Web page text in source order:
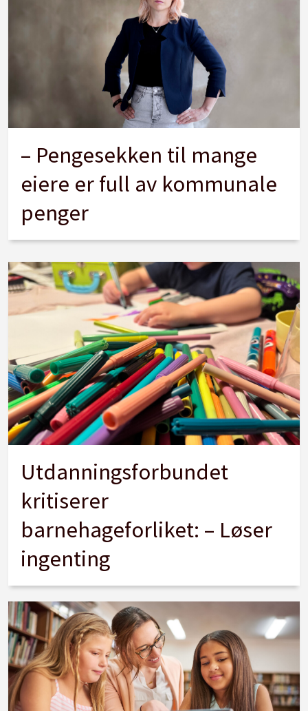
– Pengesekken til mange
eiere er full av kommunale
penger
Utdanningsforbundet
kritiserer
barnehageforliket: – Løser
ingenting